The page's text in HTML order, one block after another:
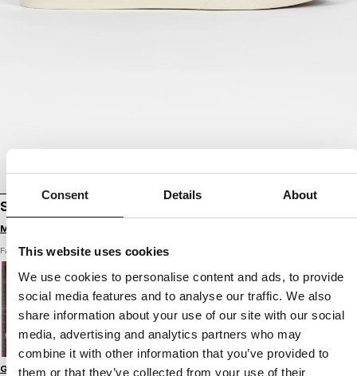
Consent Details About
This website uses cookies
We use cookies to personalise content and ads, to provide
social media features and to analyse our traffic. We also
share information about your use of our site with our social
media, advertising and analytics partners who may
combine it with other information that you’ve provided to
them or that they’ve collected from your use of their
SCHUHE HOOPER
Melde dich an, um Preise zu sehen
Farbe: schwarz
Größenratgeber